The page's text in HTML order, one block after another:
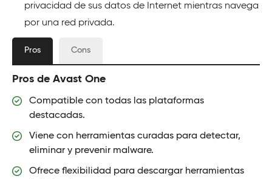
privacidad de sus datos de Internet mientras navega
por una red privada.
Pros Cons
Pros de Avast One
Compatible con todas las plataformas
destacadas.
Viene con herramientas curadas para detectar,
eliminar y prevenir malware.
Ofrece flexibilidad para descargar herramientas